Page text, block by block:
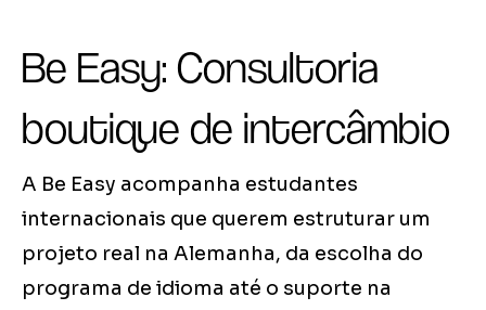
Be Easy: Consultoria
boutique de intercâmbio
A Be Easy acompanha estudantes
internacionais que querem estruturar um
projeto real na Alemanha, da escolha do
programa de idioma até o suporte na